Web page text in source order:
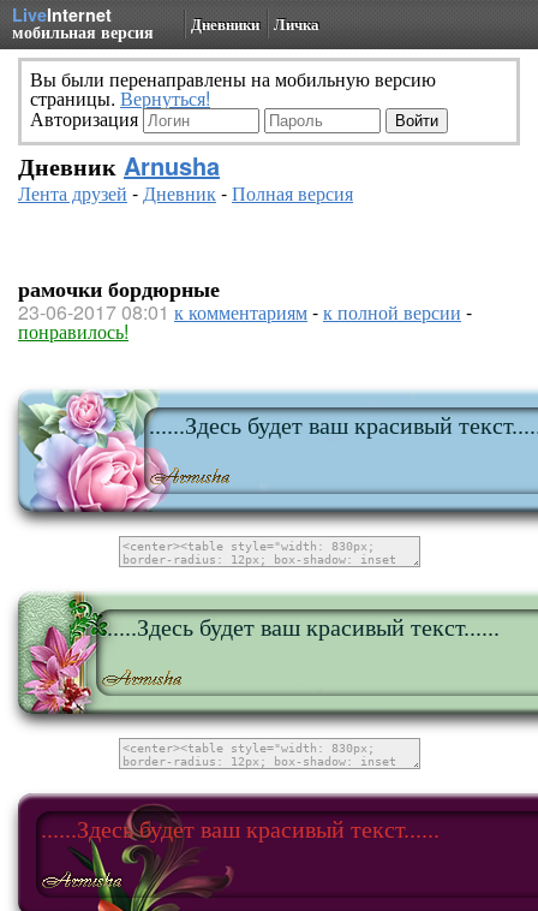
LiveInternet
мобильная версия Дневники Личка
Вы были перенаправлены на мобильную версию
страницы. Вернуться!
Авторизация
Дневник Arnusha
Лента друзей -Дневник-Полная версия
рамочки бордюрные
23-06-2017 08:01 к комментариям-к полной версии -
понравилось!
......Здесь будет ваш красивый
......Здесь будет ваш красивый текст......
......Здесь будет ваш красивый текст......